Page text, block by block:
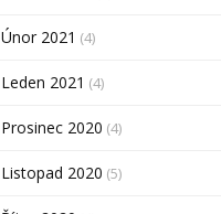
Únor 2021 (4)
Leden 2021 (4)
Prosinec 2020 (4)
Listopad 2020 (5)